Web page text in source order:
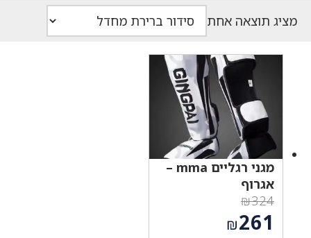
מציג תוצאה אחת
מגני רגליים mma –
אגרוף
₪324
המחיר
המקורי₪261